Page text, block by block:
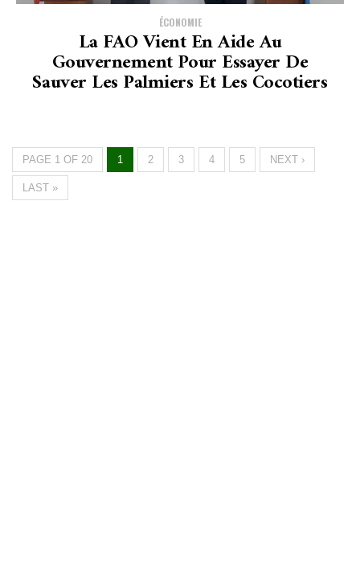
ÉCONOMIE
La FAO Vient En Aide Au
Gouvernement Pour Essayer De
Sauver Les Palmiers Et Les Cocotiers
PAGE 1 OF 20 1 2 3 4 5 NEXT ›
LAST »